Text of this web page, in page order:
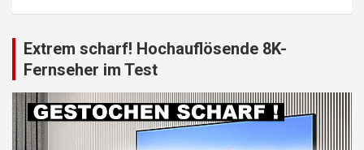
Extrem scharf! Hochauflösende 8K-
Fernseher im Test